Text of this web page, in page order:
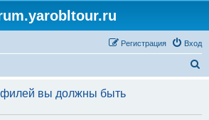
Вход
Регистрация
с
вы должны быть